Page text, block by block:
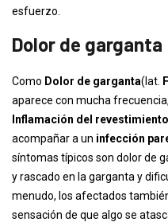
esfuerzo.
Dolor de garganta
Como Dolor de garganta(lat.
aparece con mucha
Inflamación del
acompañar a un infección
síntomas típicos son dolor de
y rascado en la garganta y
menudo, los afectados
sensación de que algo se